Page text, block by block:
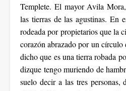
Templete. El mayor Avila
las tierras de las agustinas. En
rodeada por propietarios que la
corazón abrazado por un
dicho que es una tierra robada
dizque tengo muriendo de
suelo decir a las tres personas,